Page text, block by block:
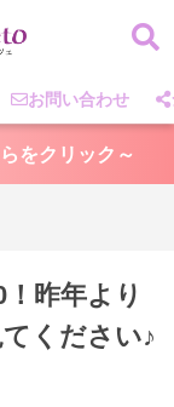
お問い合わせ
をクリック～
昨年より
ください♪